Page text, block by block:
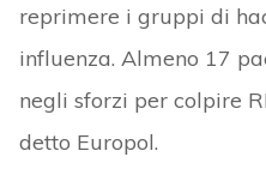
reprimere i gruppi di
influenza. Almeno 17
negli sforzi per colpire
detto Europol.